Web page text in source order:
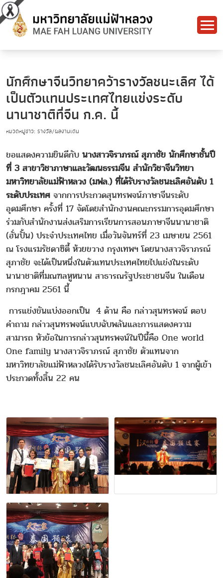
นักศึกษาจีนวิทยาคว้ารางวัลชนะเลิศ ได้
เป็นตัวแทนประเทศไทยแข่งระดับ
นานาชาติที่จีน ก.ค. นี้
หมวดหมู่ข่าว: รางวัล/ผลงานเด่น
ขอแสดงความยินดีกับ นางสาวจิราภรณ์ สุภาชัย นักศึกษาชั้นปี
ที่ 3 สาขาวิชาภาษาและวัฒนธรรมจีน สำนักวิชาจีนวิทยา
มหาวิทยาลัยแม่ฟ้าหลวง (มฟล.) ที่ได้รับรางวัลชนะเลิศอันดับ 1
ระดับประเทศ จากการประกวดสุนทรพจน์ภาษาจีนระดับ
อุดมศึกษา ครั้งที่ 17 จัดโดยสำนักงานคณะกรรมการอุดมศึกษา
ร่วมกับสำนักงานส่งเสริมการเรียนการสอนภาษาจีนนานาชาติ
(ฮั่นปั้น) ประจำประเทศไทย เมื่อวันจันทร์ที่ 23 เมษายน 2561
ณ โรงแรมรัชดาซิตี้ ห้วยขวาง กรุงเทพฯ โดยนางสาวจิราภรณ์
สุภาชัย จะได้เป็นหนึ่งในตัวแทนประเทศไทยไปแข่งในระดับ
นานาชาติที่มณฑลหูหนาน สาธารณรัฐประชาชนจีน ในเดือน
กรกฎาคม 2561 นี้
การแข่งขันแบ่งออกเป็น 4 ด้าน คือ กล่าวสุนทรพจน์ ตอบ
คำถาม กล่าวสุนทรพจน์แบบฉับพลันและการแสดงความ
สามารถ หัวข้อในการกล่าวสุนทรพจน์ในปีนี้คือ One world
One family นางสาวจิราภรณ์ สุภาชัย ตัวแทนจาก
มหาวิทยาลัยแม่ฟ้าหลวงได้รับรางวัลชนะเลิศอันดับ 1 จากผู้เข้า
ประกวดทั้งสิ้น 22 คน